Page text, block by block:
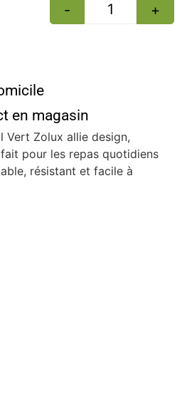
- +
en magasin
Vert Zolux allie design,
pour les repas quotidiens
résistant et facile à